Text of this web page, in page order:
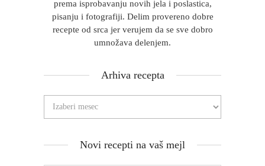
prema isprobavanju novih jela i poslastica,
pisanju i fotografiji. Delim provereno dobre
recepte od srca jer verujem da se sve dobro
umnožava delenjem.
Arhiva recepta
Novi recepti na vaš mejl